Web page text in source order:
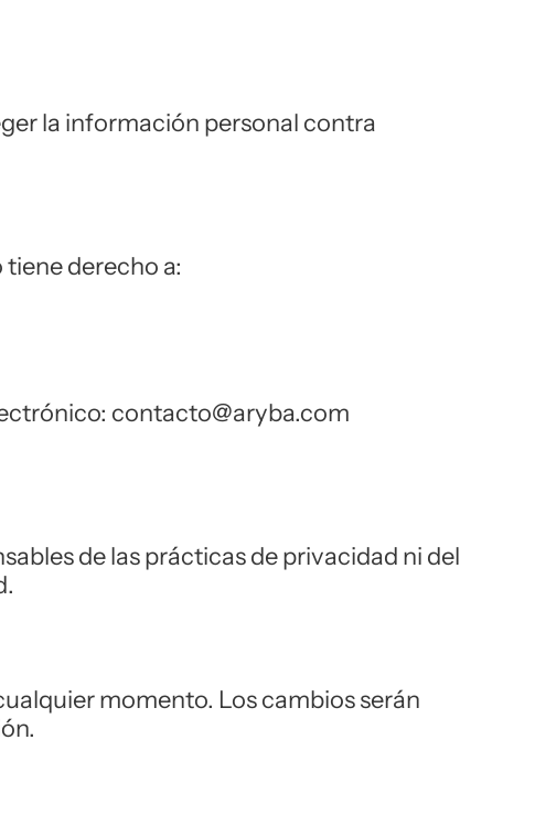
la información personal contra
derecho a:
contacto@aryba.com
de las prácticas de privacidad ni del
momento. Los cambios serán